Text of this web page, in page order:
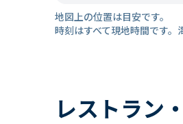
地図上の位置は目安です。
時刻はすべて現地時間です。
レストラン